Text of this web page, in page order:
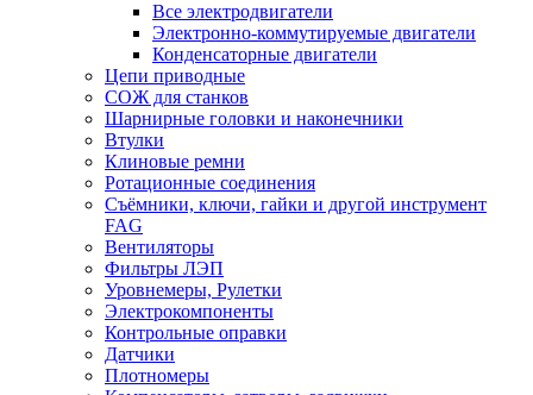
Все электродвигатели
Электронно-коммутируемые двигатели
Конденсаторные двигатели
Цепи приводные
СОЖ для станков
Шарнирные головки и наконечники
Втулки
Клиновые ремни
Ротационные соединения
Съёмники, ключи, гайки и другой инструмент
FAG
Вентиляторы
Фильтры ЛЭП
Уровнемеры, Рулетки
Электрокомпоненты
Контрольные оправки
Датчики
Плотномеры